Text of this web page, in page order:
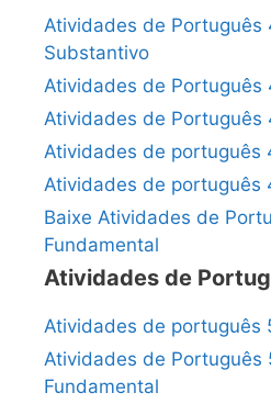
Atividades de Português
Substantivo
Atividades de Português
Atividades de Português
Atividades de português
Atividades de português
Baixe Atividades de
Fundamental
Atividades de
Atividades de português
Atividades de Português
Fundamental